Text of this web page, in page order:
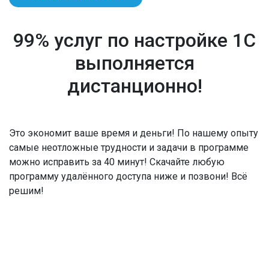
99% услуг по настройке 1С
выполняется
дистанционно!
Это экономит ваше время и деньги! По нашему опыту
самые неотложные трудности и задачи в программе
можно исправить за 40 минут! Скачайте любую
программу удалённого доступа ниже и позвони! Всё
решим!